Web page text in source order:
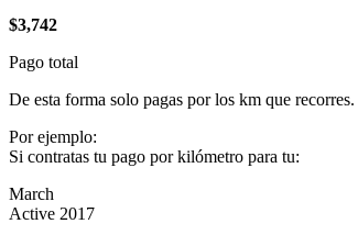
$3,742
Pago total
De esta forma solo pagas por los km que recorres.
Por ejemplo:
Si contratas tu pago por kilómetro para tu:
March
Active 2017